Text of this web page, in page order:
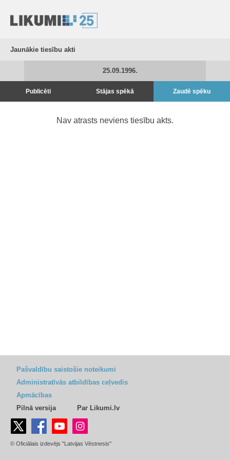
Jaunākie tiesību akti
25.09.1996.
Publicēti Stājas spēkā Zaudē spēku
Nav atrasts neviens tiesību akts.
Pašvaldību saistošie noteikumi
Administratīvās atbildības ceļvedis
Apmācības
Pilnā versija
Par Likumi.lv
© Oficiālais izdevējs "Latvijas Vēstnesis"